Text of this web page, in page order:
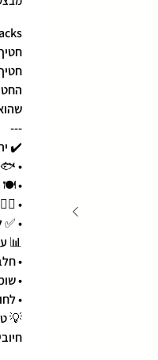
---
✔️
•
• 🍽️
•
•
📊
•
•
•
💡